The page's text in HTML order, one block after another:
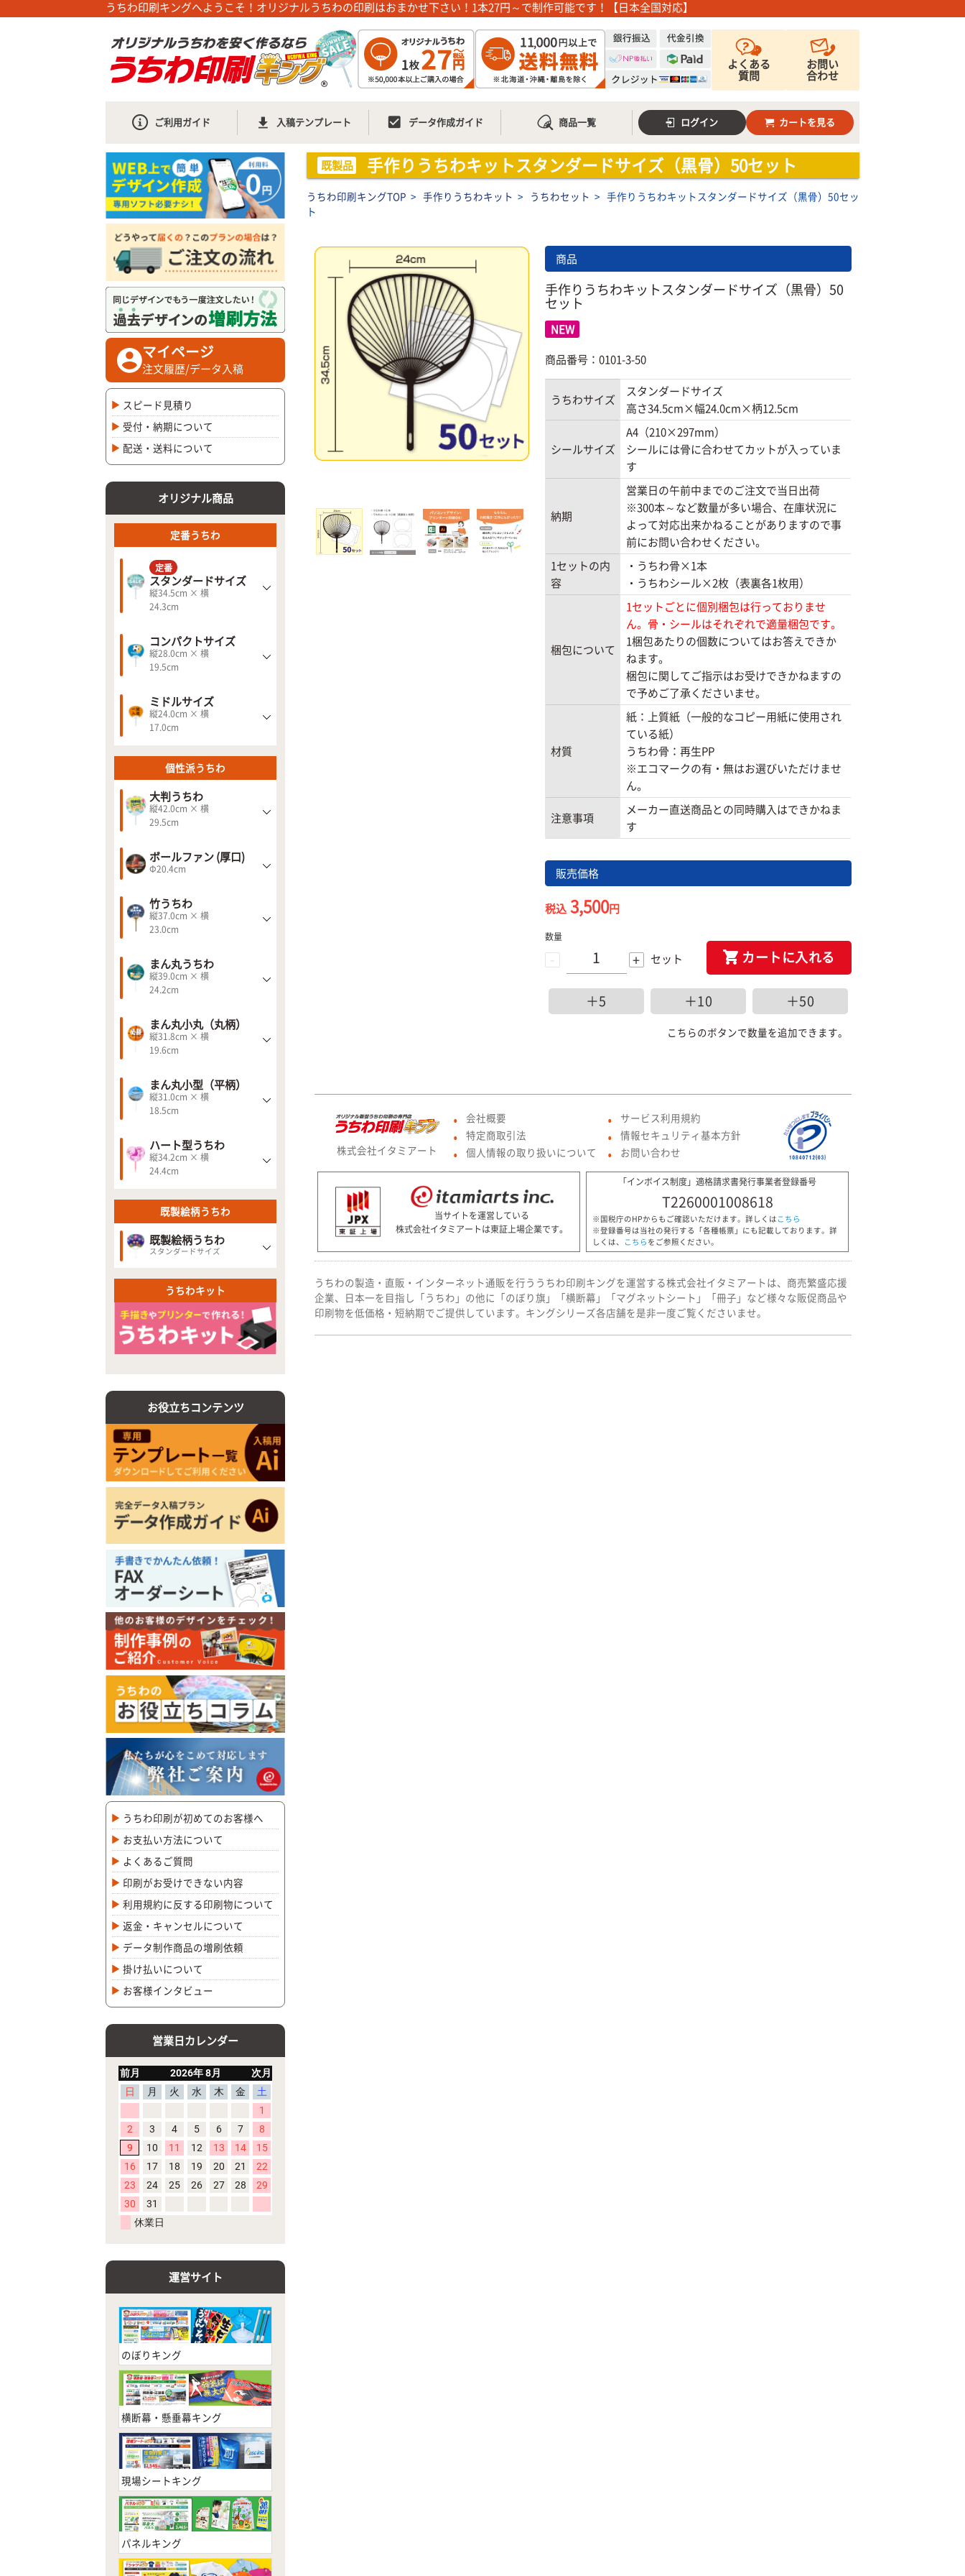
うちわ印刷キングへようこそ！オリジナルうちわの印刷はおまかせ下さい！1本27円～で制作可能です！【日本全国対応】
よくある
質問
お問い
合わせ
ご利用ガイド 入稿テンプレート check_box データ作成ガイド 商品一覧 ログイン カートを見る
マイページ
注文履歴/データ入稿
スピード見積り
受付・納期について
配送・送料について
オリジナル商品
定番うちわ
定番
スタンダードサイズ
縦34.5cm × 横
24.3cm
コンパクトサイズ
縦28.0cm × 横
19.5cm
ミドルサイズ
縦24.0cm × 横
17.0cm
個性派うちわ
大判うちわ
縦42.0cm × 横
29.5cm
ボールファン (厚口)
Φ20.4cm
竹うちわ
縦37.0cm × 横
23.0cm
まん丸うちわ
縦39.0cm × 横
24.2cm
まん丸小丸（丸柄）
縦31.8cm × 横
19.6cm
まん丸小型（平柄）
縦31.0cm × 横
18.5cm
ハート型うちわ
縦34.2cm × 横
24.4cm
既製絵柄うちわ
既製絵柄うちわ
スタンダードサイズ
うちわキット
お役立ちコンテンツ
うちわ印刷が初めてのお客様へ
お支払い方法について
よくあるご質問
印刷がお受けできない内容
利用規約に反する印刷物について
返金・キャンセルについて
データ制作商品の増刷依頼
掛け払いについて
お客様インタビュー
営業日カレンダー
運営サイト
のぼりキング
横断幕・懸垂幕キング
現場シートキング
パネルキング
既製品 手作りうちわキットスタンダードサイズ（黒骨）50セット
うちわ印刷キングTOP > 手作りうちわキット > うちわセット > 手作りうちわキットスタンダードサイズ（黒骨）50セッ
ト
商品
手作りうちわキットスタンダードサイズ（黒骨）50
セット
NEW
商品番号：0101-3-50
うちわサイズ
スタンダードサイズ
高さ34.5cm×幅24.0cm×柄12.5cm
シールサイズ
A4（210×297mm）
シールには骨に合わせてカットが入っていま
す
納期
営業日の午前中までのご注文で当日出荷
※300本～など数量が多い場合、在庫状況に
よって対応出来かねることがありますので事
前にお問い合わせください。
1セットの内
容
・うちわ骨×1本
・うちわシール×2枚（表裏各1枚用）
梱包について
1セットごとに個別梱包は行っておりませ
ん。骨・シールはそれぞれで適量梱包です。
1梱包あたりの個数についてはお答えできか
ねます。
梱包に関してご指示はお受けできかねますの
で予めご了承くださいませ。
材質
紙：上質紙（一般的なコピー用紙に使用され
ている紙）
うちわ骨：再生PP
※エコマークの有・無はお選びいただけませ
ん。
注意事項
メーカー直送商品との同時購入はできかねま
す
販売価格
税込 3,500円
-
数量
+ セット カートに入れる
＋5 ＋10 ＋50
こちらのボタンで数量を追加できます。
株式会社イタミアート
● 会社概要
● 特定商取引法
● 個人情報の取り扱いについて
● サービス利用規約
● 情報セキュリティ基本方針
● お問い合わせ
当サイトを運営している
株式会社イタミアートは東証上場企業です。
「インボイス制度」適格請求書発行事業者登録番号
T2260001008618
※国税庁のHPからもご確認いただけます。詳しくは こちら
※登録番号は当社の発行する「各種帳票」にも記載しております。詳
しくは、
こちら をご参照ください。
うちわの製造・直販・インターネット通販を行ううちわ印刷キングを運営する株式会社イタミアートは、商売繁盛応援
企業、日本一を目指し「うちわ」の他に「のぼり旗」「横断幕」「マグネットシート」「冊子」など様々な販促商品や
印刷物を低価格・短納期でご提供しています。キングシリーズ各店舗を是非一度ご覧くださいませ。